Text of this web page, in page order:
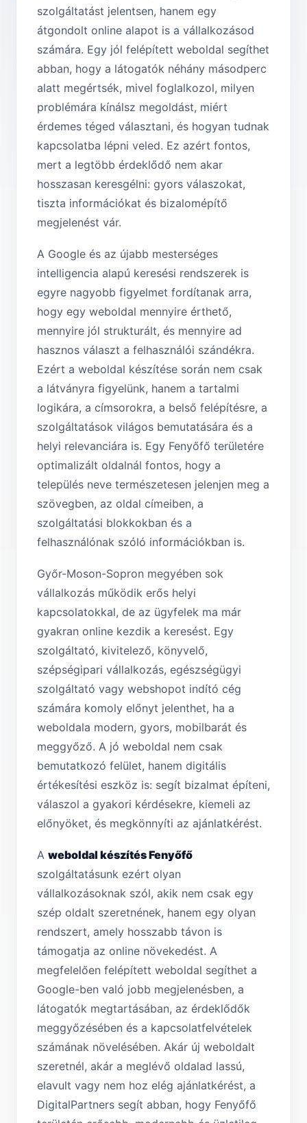
szolgáltatást jelentsen, hanem egy
átgondolt online alapot is a vállalkozásod
számára. Egy jól felépített weboldal segíthet
abban, hogy a látogatók néhány másodperc
alatt megértsék, mivel foglalkozol, milyen
problémára kínálsz megoldást, miért
érdemes téged választani, és hogyan tudnak
kapcsolatba lépni veled. Ez azért fontos,
mert a legtöbb érdeklődő nem akar
hosszasan keresgélni: gyors válaszokat,
tiszta információkat és bizalomépítő
megjelenést vár.
A Google és az újabb mesterséges
intelligencia alapú keresési rendszerek is
egyre nagyobb figyelmet fordítanak arra,
hogy egy weboldal mennyire érthető,
mennyire jól strukturált, és mennyire ad
hasznos választ a felhasználói szándékra.
Ezért a weboldal készítése során nem csak
a látványra figyelünk, hanem a tartalmi
logikára, a címsorokra, a belső felépítésre, a
szolgáltatások világos bemutatására és a
helyi relevanciára is. Egy Fenyőfő területére
optimalizált oldalnál fontos, hogy a
település neve természetesen jelenjen meg a
szövegben, az oldal címeiben, a
szolgáltatási blokkokban és a
felhasználónak szóló információkban is.
Győr-Moson-Sopron megyében sok
vállalkozás működik erős helyi
kapcsolatokkal, de az ügyfelek ma már
gyakran online kezdik a keresést. Egy
szolgáltató, kivitelező, könyvelő,
szépségipari vállalkozás, egészségügyi
szolgáltató vagy webshopot indító cég
számára komoly előnyt jelenthet, ha a
weboldala modern, gyors, mobilbarát és
meggyőző. A jó weboldal nem csak
bemutatkozó felület, hanem digitális
értékesítési eszköz is: segít bizalmat építeni,
válaszol a gyakori kérdésekre, kiemeli az
előnyöket, és megkönnyíti az ajánlatkérést.
A weboldal készítés Fenyőfő
szolgáltatásunk ezért olyan
vállalkozásoknak szól, akik nem csak egy
szép oldalt szeretnének, hanem egy olyan
rendszert, amely hosszabb távon is
támogatja az online növekedést. A
megfelelően felépített weboldal segíthet a
Google-ben való jobb megjelenésben, a
látogatók megtartásában, az érdeklődők
meggyőzésében és a kapcsolatfelvételek
számának növelésében. Akár új weboldalt
szeretnél, akár a meglévő oldalad lassú,
elavult vagy nem hoz elég ajánlatkérést, a
DigitalPartners segít abban, hogy Fenyőfő